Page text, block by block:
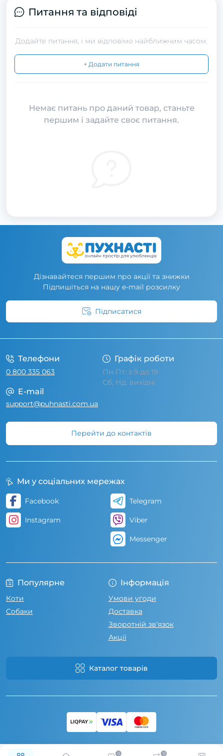
0 0
Питання та відповіді
Додайте питання, і ми відповімо найближчим часом.
+ Додати питання
Немає питань про даний товар, станьте
першим і задайте своє питання.
Дізнавайтеся першим про акції та знижки
Підпишіться на нашу e-mail розсилку
Підписатися
Телефони
0 800 335 063
Графік роботи
Пн-Пт: з 9 до 19
Сб, Нд: вихідні
E-mail
support@puhnasti.com.ua
Перейти до контактів
Популярне
Коти
Собаки
Інформація
Умови угоди
Доставка
Зворотній зв'язок
Акції
Каталог товарів
Ми у соціальних мережах
Facebook
Instagram
Telegram
Viber
Messenger